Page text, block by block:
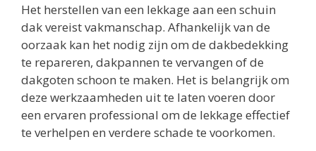
Het herstellen van een lekkage aan een schuin
dak vereist vakmanschap. Afhankelijk van de
oorzaak kan het nodig zijn om de dakbedekking
te repareren, dakpannen te vervangen of de
dakgoten schoon te maken. Het is belangrijk om
deze werkzaamheden uit te laten voeren door
een ervaren professional om de lekkage effectief
te verhelpen en verdere schade te voorkomen.